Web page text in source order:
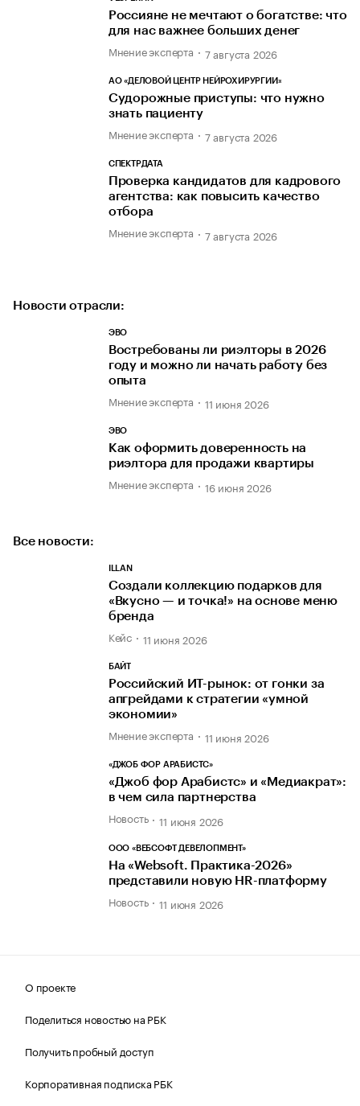
Россияне не мечтают о богатстве: что
для нас важнее больших денег
Мнение эксперта 7 августа 2026
АО «ДЕЛОВОЙ ЦЕНТР НЕЙРОХИРУРГИИ»
Судорожные приступы: что нужно
знать пациенту
Мнение эксперта 7 августа 2026
СПЕКТРДАТА
Проверка кандидатов для кадрового
агентства: как повысить качество
отбора
Мнение эксперта 7 августа 2026
Новости отрасли:
ЭВО
Востребованы ли риэлторы в 2026
году и можно ли начать работу без
опыта
Мнение эксперта 11 июня 2026
ЭВО
Как оформить доверенность на
риэлтора для продажи квартиры
Мнение эксперта 16 июня 2026
Все новости:
ILLAN
Создали коллекцию подарков для
«Вкусно — и точка!» на основе меню
бренда
Кейс 11 июня 2026
БАЙТ
Российский ИТ-рынок: от гонки за
апгрейдами к стратегии «умной
экономии»
Мнение эксперта 11 июня 2026
«ДЖОБ ФОР АРАБИСТС»
«Джоб фор Арабистс» и «Медиакрат»:
в чем сила партнерства
Новость 11 июня 2026
ООО «ВЕБСОФТ ДЕВЕЛОПМЕНТ»
На «Websoft. Практика-2026»
представили новую HR-платформу
Новость 11 июня 2026
О проекте
Поделиться новостью на РБК
Получить пробный доступ
Корпоративная подписка РБК